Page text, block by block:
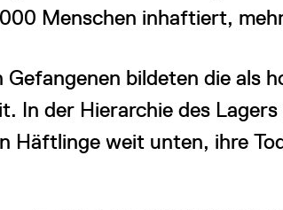
Menschen inhaftiert,
Gefangenen bildeten die als
In der Hierarchie des
Häftlinge weit unten, ihre